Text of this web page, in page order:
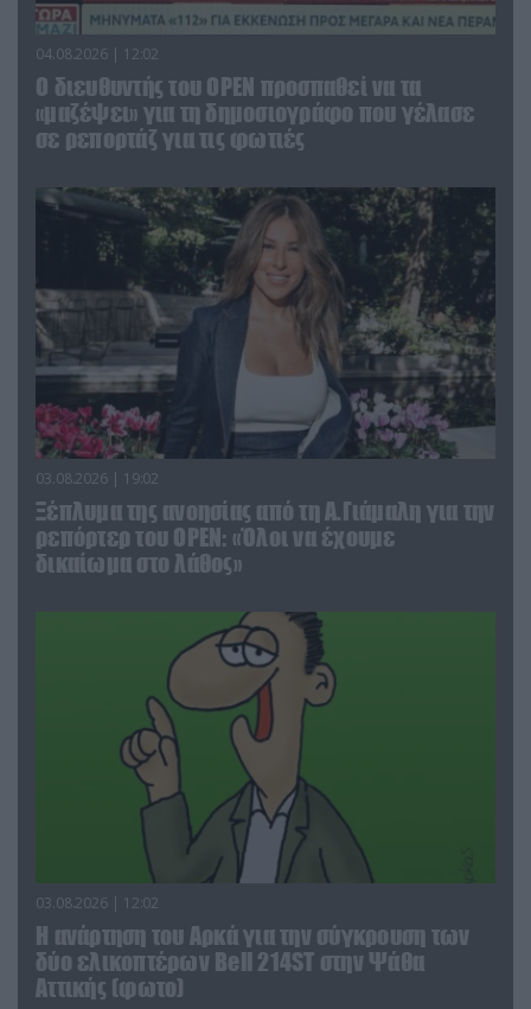
04.08.2026 | 12:02
O διευθυντής του OPEN προσπαθεί να τα
«μαζέψει» για τη δημοσιογράφο που γέλασε
σε ρεπορτάζ για τις φωτιές
03.08.2026 | 19:02
Ξέπλυμα της ανοησίας από τη Α.Γιάμαλη για την
ρεπόρτερ του ΟΡΕΝ: «Όλοι να έχουμε
δικαίωμα στο λάθος»
03.08.2026 | 12:02
Η ανάρτηση του Αρκά για την σύγκρουση των
δύο ελικοπτέρων Bell 214ST στην Ψάθα
Αττικής (φωτο)